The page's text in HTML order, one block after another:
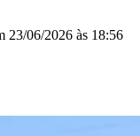
Antônio
23/06/2026 às 18:56